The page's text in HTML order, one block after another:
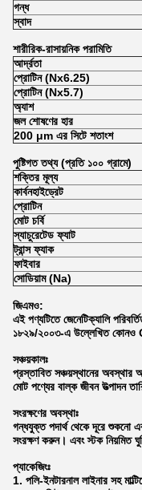
গন্ধ
স্বাদ
শারীরিক-রাসায়নিক পরামিতি
আর্দ্রতা
প্রোটিন (Nx6.25)
প্রোটিন (Nx5.7)
অ্যাশ
জল শোষণের হার
200 μm এর সিটে শতাংশ
পুষ্টিগত তথ্য (প্রতি ১০০ গ্রামে)
শক্তির মূল্য
কার্বনহাইড্রেট
প্রোটিন
মোট চর্বি
স্যাচুরেটেড ফ্যাট
ট্রান্স ফ্যাক
ফাইবার
সোডিয়াম (Na)
জিএমও:
এই পণ্যটিতে জেনেটিক্যালি
১৮২৯/২০০৩-এ উল্লেখিত কোনও
সঞ্চয়কালঃ
প্রস্তাবিত সঞ্চয়স্থানের অবস্থার
মোট পণ্যের বাল্ক জীবন উত্পাদন
সংরক্ষণের অবস্থাঃ
গন্ধযুক্ত পদার্থ থেকে দূরে
সংরক্ষণ করুন। এবং স্টক নিয়মিত
প্যাকেজিংঃ
1. পলি-ইনটারনাল লাইনার সহ